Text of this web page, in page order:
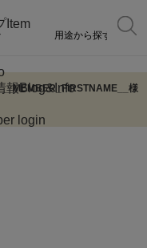
Item
報Blog&Info
login
用途から探す
__MEMBER_FIRSTNAME__ 様